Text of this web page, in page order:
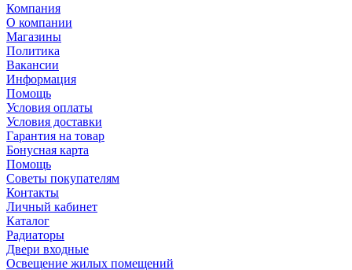
Компания
О компании
Магазины
Политика
Вакансии
Информация
Помощь
Условия оплаты
Условия доставки
Гарантия на товар
Бонусная карта
Помощь
Советы покупателям
Контакты
Личный кабинет
Каталог
Радиаторы
Двери входные
Освещение жилых помещений